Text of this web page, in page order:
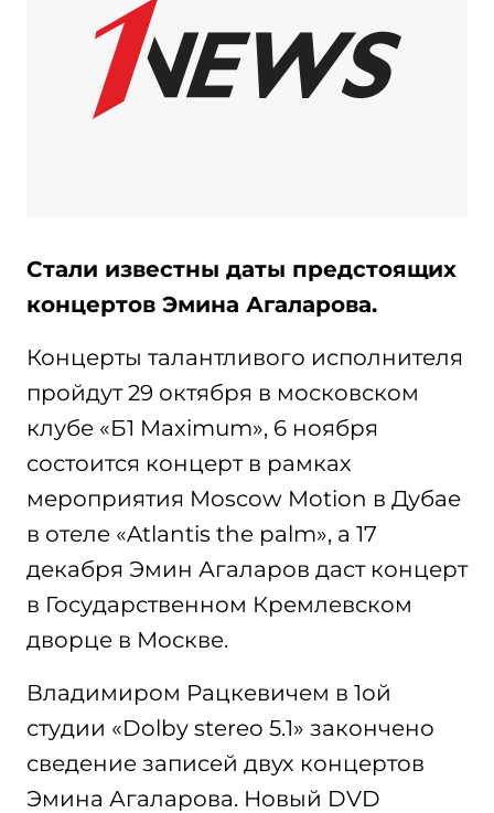
Стали известны даты предстоящих
концертов Эмина Агаларова.
Концерты талантливого исполнителя
пройдут 29 октября в московском
клубе «Б1 Maximum», 6 ноября
состоится концерт в рамках
мероприятия Moscow Motion в Дубае
в отеле «Atlantis the palm», а 17
декабря Эмин Агаларов даст концерт
в Государственном Кремлевском
дворце в Москве.
Владимиром Рацкевичем в 1ой
студии «Dolby stereo 5.1» закончено
сведение записей двух концертов
Эмина Агаларова. Новый DVD